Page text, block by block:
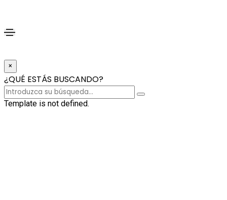
×
¿QUÉ ESTÁS BUSCANDO?
Template is not defined.